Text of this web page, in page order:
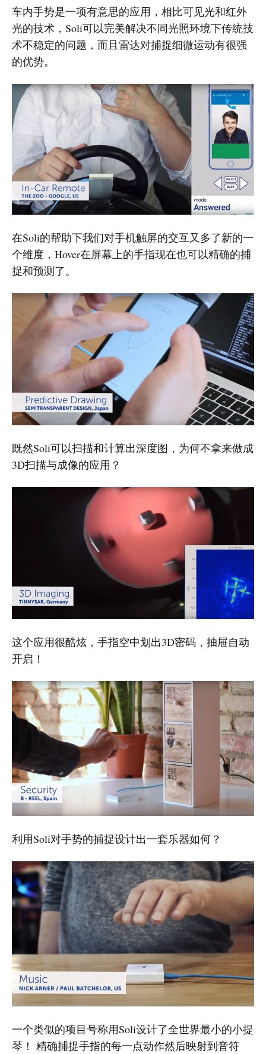
车内手势是一项有意思的应用，相比可见光和红外
光的技术，Soli可以完美解决不同光照环境下传统技
术不稳定的问题，而且雷达对捕捉细微运动有很强
的优势。
在Soli的帮助下我们对手机触屏的交互又多了新的一
个维度，Hover在屏幕上的手指现在也可以精确的捕
捉和预测了。
既然Soli可以扫描和计算出深度图，为何不拿来做成
3D扫描与成像的应用？
这个应用很酷炫，手指空中划出3D密码，抽屉自动
开启！
利用Soli对手势的捕捉设计出一套乐器如何？
一个类似的项目号称用Soli设计了全世界最小的小提
琴！ 精确捕捉手指的每一点动作然后映射到音符